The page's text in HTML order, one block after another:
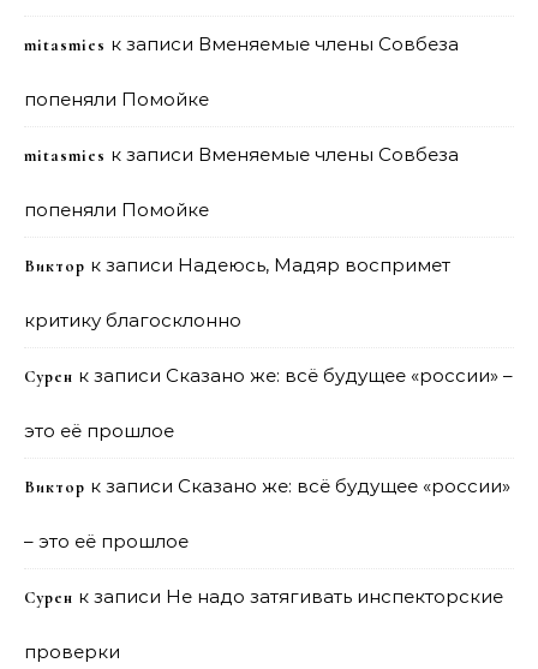
mitasmies к записи Вменяемые члены Совбеза
попеняли Помойке
mitasmies к записи Вменяемые члены Совбеза
попеняли Помойке
Виктор к записи Надеюсь, Мадяр воспримет
критику благосклонно
Сурен к записи Сказано же: всё будущее «россии» –
это её прошлое
Виктор к записи Сказано же: всё будущее «россии»
– это её прошлое
Сурен к записи Не надо затягивать инспекторские
проверки